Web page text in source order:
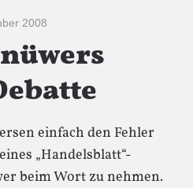
2008
einfach den Fehler
„Handelsblatt“-
beim Wort zu nehmen.